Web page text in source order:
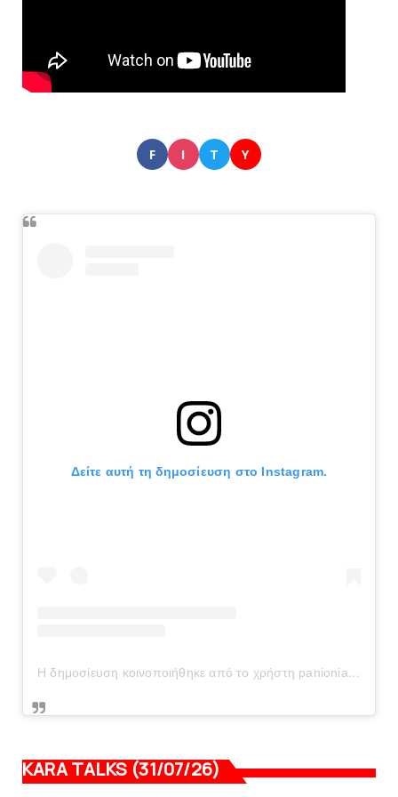
F I T Y
Δείτε αυτή τη δημοσίευση στο Instagram.
Η δημοσίευση κοινοποιήθηκε από το χρήστη panionianea.gr (@panionianea.gr)
KARA TALKS (31/07/26)